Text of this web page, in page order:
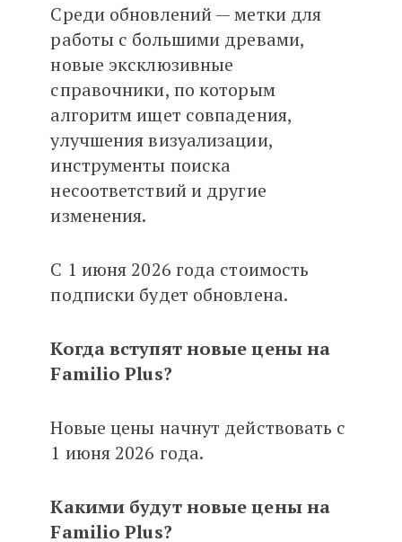
Среди обновлений — метки для
работы с большими древами,
новые эксклюзивные
справочники, по которым
алгоритм ищет совпадения,
улучшения визуализации,
инструменты поиска
несоответствий и другие
изменения.
С 1 июня 2026 года стоимость
подписки будет обновлена.
Когда вступят новые цены на
Familio Plus?
Новые цены начнут действовать с
1 июня 2026 года.
Какими будут новые цены на
Familio Plus?